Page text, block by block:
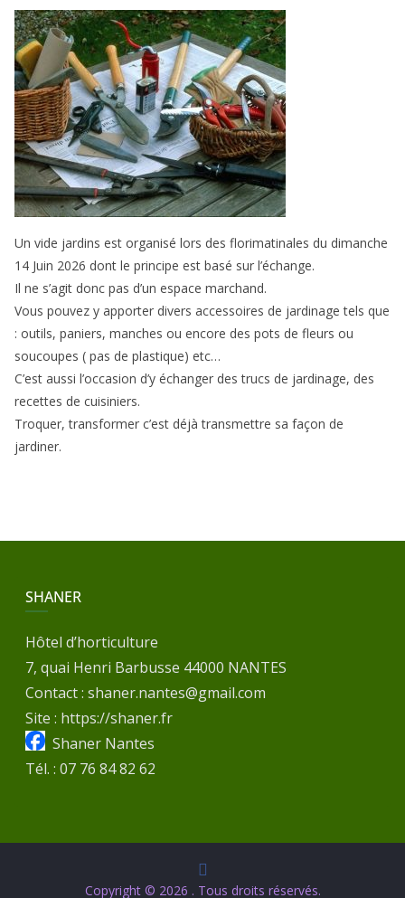
Un vide jardins est organisé lors des florimatinales du dimanche
14 Juin 2026 dont le principe est basé sur l’échange.
Il ne s’agit donc pas d’un espace marchand.
Vous pouvez y apporter divers accessoires de jardinage tels que
: outils, paniers, manches ou encore des pots de fleurs ou
soucoupes ( pas de plastique) etc…
C’est aussi l’occasion d’y échanger des trucs de jardinage, des
recettes de cuisiniers.
Troquer, transformer c’est déjà transmettre sa façon de
jardiner.
SHANER
Hôtel d’horticulture
7, quai Henri Barbusse 44000 NANTES
Contact : shaner.nantes@gmail.com
Site : https://shaner.fr
Shaner Nantes
Tél. : 07 76 84 82 62
Copyright © 2026 . Tous droits réservés.